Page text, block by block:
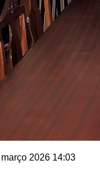
2026 14:03